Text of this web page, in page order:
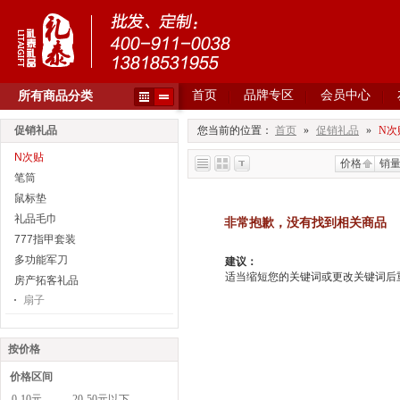
所有商品分类 首页 品牌专区 会员中心
您当前的位置： 首页 » 促销礼品 » N次
价格 销量
非常抱歉，没有找到相关商品
建议：
适当缩短您的关键词或更改关键词后
促销礼品
N次贴
笔筒
鼠标垫
礼品毛巾
777指甲套装
多功能军刀
房产拓客礼品
扇子
按价格
价格区间